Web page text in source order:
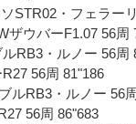
STR02・フェラー
ザウバーF1.07 56周
RB3・ルノー 56周
56周 81"186
ルRB3・ルノー 56
56周 86"683